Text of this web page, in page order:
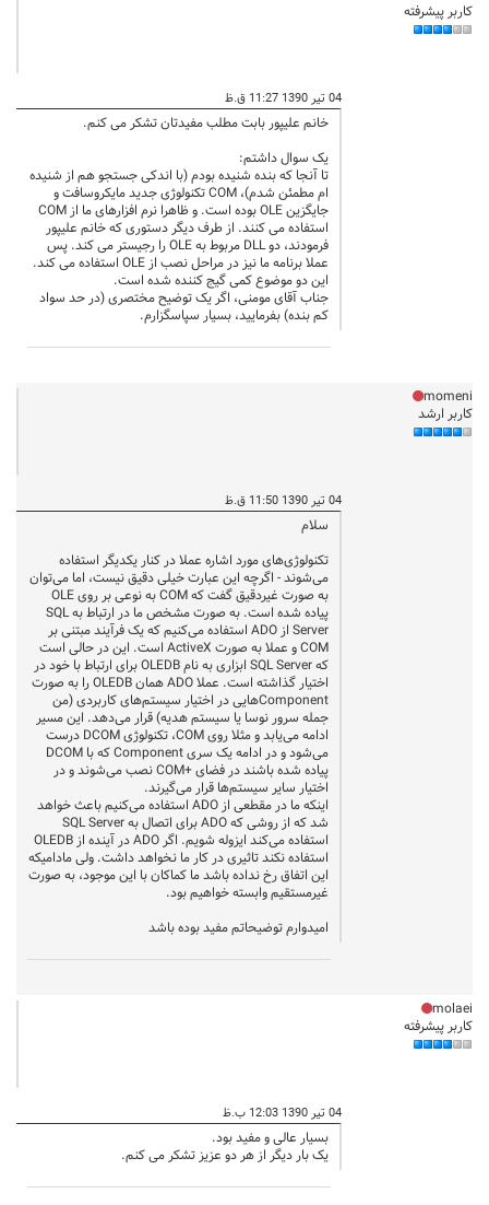
کاربر پیشرفته
04 تیر 1390 11:27 ق.ظ
خانم علیپور بابت مطلب مفیدتان تشکر می کنم.
یک سوال داشتم:
تا آنجا که بنده شنیده بودم (با اندکی جستجو هم از شنیده
ام مطمئن شدم)، COM تکنولوژی جدید مایکروسافت و
جایگزین OLE بوده است. و ظاهرا نرم افزارهای ما از COM
استفاده می کنند. از طرف دیگر دستوری که خانم علیپور
فرمودند، دو DLL مربوط به OLE را رجیستر می کند. پس
عملا برنامه ما نیز در مراحل نصب از OLE استفاده می کند.
این دو موضوع کمی گیج کننده شده است.
جناب آقای مومنی، اگر یک توضیح مختصری (در حد سواد
کم بنده) بفرمایید، بسیار سپاسگزارم.
momeni
کاربر ارشد
04 تیر 1390 11:50 ق.ظ
سلام
تکنولوژی‌های مورد اشاره عملا در کنار یکدیگر استفاده
می‌شوند - اگرچه این عبارت خیلی دقیق نیست، اما می‌توان
به صورت غیردقیق گفت که COM به نوعی بر روی OLE
پیاده شده است. به صورت مشخص ما در ارتباط به SQL
Server از ADO استفاده می‌کنیم که یک فرآیند مبتنی بر
COM و عملا به صورت ActiveX است. این در حالی است
که SQL Server ابزاری به نام OLEDB برای ارتباط با خود در
اختیار گذاشته است. عملا ADO همان OLEDB را به صورت
Componentهایی در اختیار سیستم‌های کاربردی (من
جمله سرور نوسا یا سیستم هدیه) قرار می‌دهد. این مسیر
ادامه می‌یابد و مثلا روی COM، تکنولوژی DCOM درست
می‌شود و در ادامه یک سری Component که با DCOM
پیاده شده باشند در فضای COM+‎ نصب می‌شوند و در
اختیار سایر سیستم‌ها قرار می‌گیرند.
اینکه ما در مقطعی از ADO استفاده می‌کنیم باعث خواهد
شد که از روشی که ADO برای اتصال به SQL Server
استفاده می‌کند ایزوله شویم. اگر ADO در آینده از OLEDB
استفاده نکند تاثیری در کار ما نخواهد داشت. ولی مادامیکه
این اتفاق رخ نداده باشد ما کماکان با این موجود، به صورت
غیرمستقیم وابسته خواهیم بود.
امیدوارم توضیحاتم مفید بوده باشد
molaei
کاربر پیشرفته
04 تیر 1390 12:03 ب.ظ
بسیار عالی و مفید بود.
یک بار دیگر از هر دو عزیز تشکر می کنم.